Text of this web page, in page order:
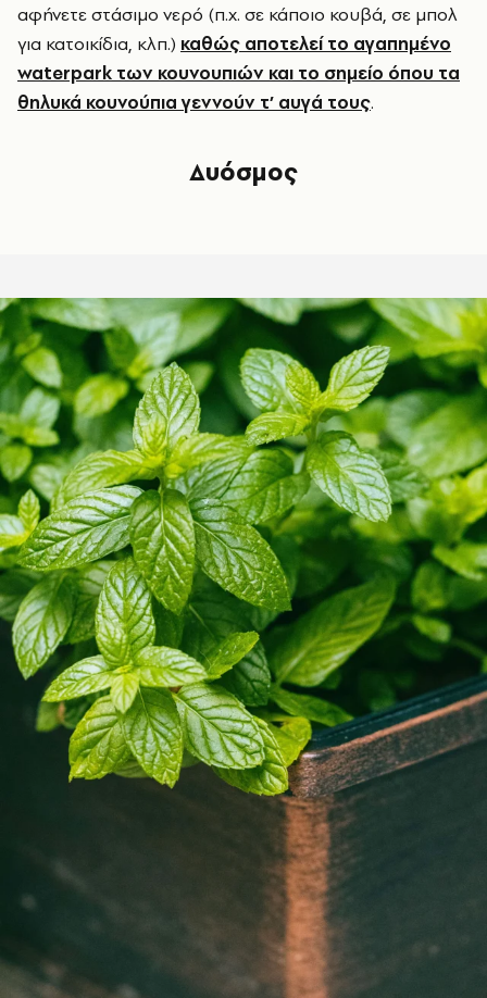
αφήνετε στάσιμο νερό (π.χ. σε κάποιο κουβά, σε μπολ
για κατοικίδια, κλπ.) καθώς αποτελεί το αγαπημένο
waterpark των κουνουπιών και το σημείο όπου τα
θηλυκά κουνούπια γεννούν τ’ αυγά τους.
Δυόσμος